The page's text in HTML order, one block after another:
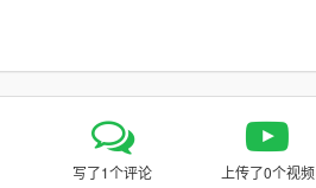
写了1个评论 上传了0个视频